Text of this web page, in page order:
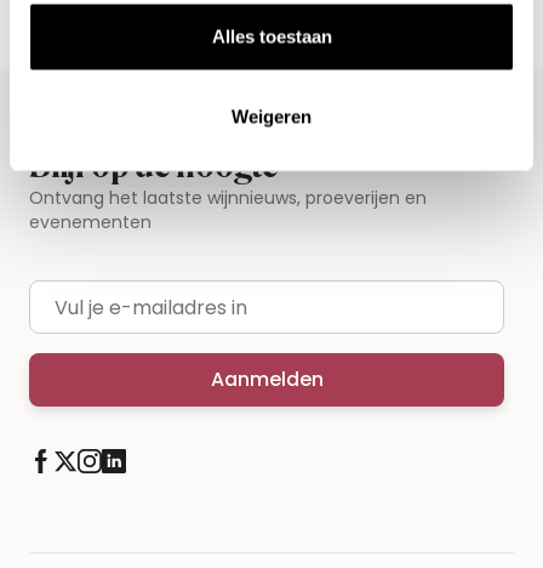
Alles toestaan
Weigeren
Iedere wijn per fles te bestellen
Blijf op de hoogte
Ontvang het laatste wijnnieuws, proeverijen en
evenementen
E-mailadres
Aanmelden